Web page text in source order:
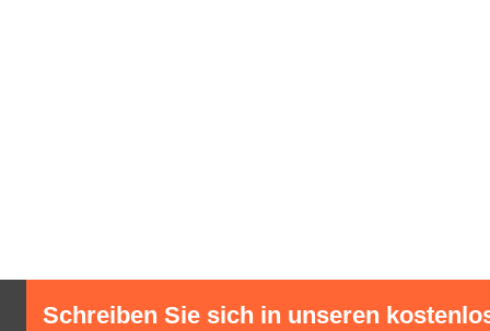
Schreiben Sie sich in unseren